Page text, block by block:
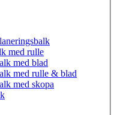
med rulle
med blad
med rulle & blad
med skopa